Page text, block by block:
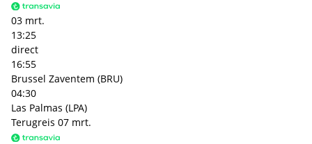
03 mrt.
13:25
direct
16:55
Brussel Zaventem (BRU)
04:30
Las Palmas (LPA)
Terugreis 07 mrt.